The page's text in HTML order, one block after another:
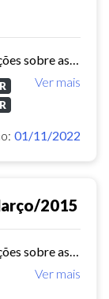
Ver mais
01/11/2022
2015
Ver mais